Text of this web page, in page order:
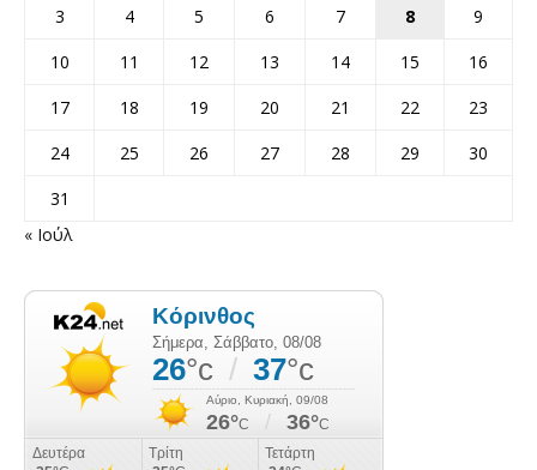
3
4 5 6 7 8
9
10
11 12 13 14 15
16
17
18 19 20 21 22
23
24
25 26 27 28 29
30
31
« Ιούλ